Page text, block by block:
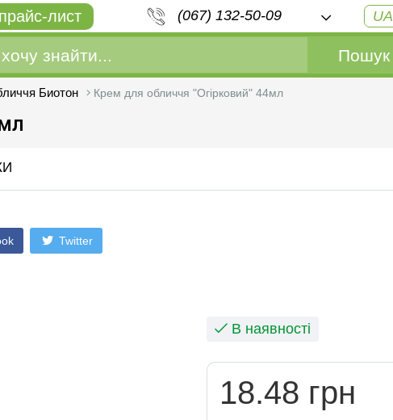
лист (067) 132-50-09 UA
Пошук
Биотон Крем для обличчя "Огірковий" 44мл
Twitter
В наявності
18.48 грн